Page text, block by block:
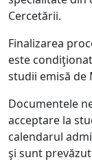
Cercetării.
Finalizarea
este
studii emisă de
Documentele
acceptare la
calendarul
şi sunt